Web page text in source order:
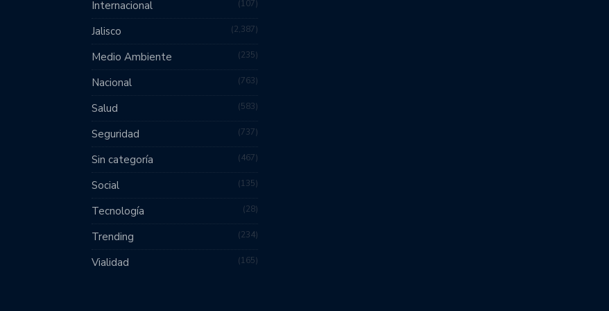
Internacional 107
Jalisco 2,387
Medio Ambiente 235
Nacional 763
Salud 583
Seguridad 737
Sin categoría 467
Social 135
Tecnología 28
Trending 234
Vialidad 165